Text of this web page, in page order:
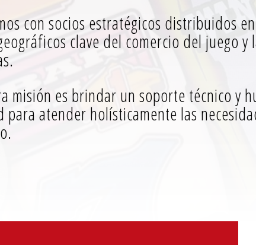
con socios estratégicos distribuidos
clave del comercio del juego y
misión es brindar un soporte técnico y
para atender holísticamente las